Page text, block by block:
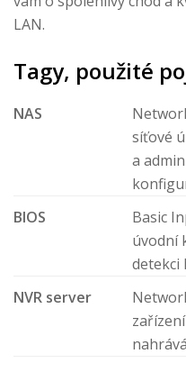
LAN.
Tagy, použité
NAS
síťové
a
BIOS
Basic
úvodní
detekci
NVR server